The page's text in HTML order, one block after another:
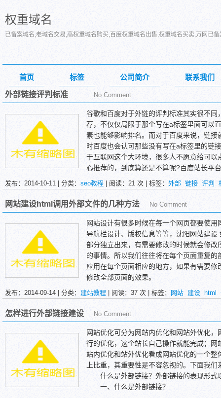
权重域名
已备案域名,老域名交易,高权重域名购买,百度权重域名出售,权重域名买卖,万网已
首页 标签 公司简介 联系我们
外部链接评判标准 No Comment
谷歌和百度对于外链的评判标准其实很不
荐，不仅仅局限于那个写在a标签里面可以
素也能够影响排名。而对于百度来说，链
时百度也会认可那些没有写在a标签里的链
于互联网这个大环境，很多人不愿意给可
心推荐的，到底算还是不算呢?百度站长平
链接是否是用户真心推荐。所以，不管链
价值，就被百度算做一条外部链接，
另外，外链重要程度百度和谷歌也各不
网站的一个非常重要的信号，甚至要比一
签、内链、URL结构都重要，因为谷歌完
推荐的数据是谷歌所看中的。
而百度则不同，外部链接重要性占比没有
荐机制还不够成熟，外链的可信度其实并
索引和识别能力并没有谷歌那么强，所以
键词部署、网站结构梳理包括导航、内链机
发布：2014-10-11 | 分类： seo教程 | 阅读： 21 次 | 标签： 外部 链接 评判
网站建设html调用外部文件的几种方法 No Comment
网站设计有很多时候在每一个网页都要使
导航栏设计、版权信息等等，沈阳网站建
部分独立出来，有需要修改的时候就会修
的事情。所以我们往往将在每个页面重复
应用在每个页面相应的地方，如果有需要
修改全部页面的效果。
在asp 以及php等中可以使用include之类
格式的静态页面中是否也可以使用同样的调
现在就告诉大家在html网页中也可以实用
ASP一般常用调用代码：<!--webbot
G="BODY" -->
标准ASP的SSI语法：<!--#include
html调用中的浮动框架代码：<iframe
meborder=0 id=""></ifram>
html调用中的对象代码：<object src="地
发布：2014-09-14 | 分类： 建站教程 | 阅读： 37 次 | 标签： 网站 建设 html
怎样进行外部链接建设 No Comment
网站优化可分为网站内优化和网站外优化
行的优化，这个站长自己操作就能完成；
站内优化和站外优化看成网站优化的一个
上比重，其重要性是不容忽视的。下面我
什么是外部链接？外部链接的表现形式
一、什么是外部链接？